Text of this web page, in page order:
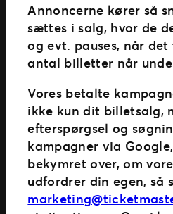
Annoncerne kører så
sættes i salg, hvor de
og evt. pauses, når
antal billetter når
Vores betalte
ikke kun dit billetsalg,
efterspørgsel og
kampagner via
bekymret over, om
udfordrer din egen, så